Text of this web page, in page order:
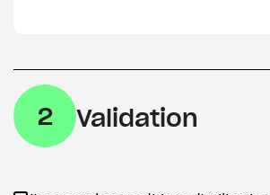
2 Validation